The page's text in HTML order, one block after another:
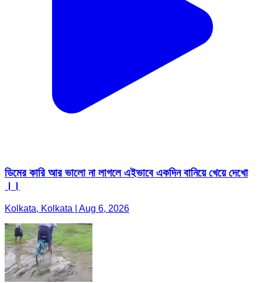
ডিমের কারি আর ভালো না লাগলে এইভাবে একদিন বানিয়ে খেয়ে দেখো
।।
Kolkata, Kolkata | Aug 6, 2026